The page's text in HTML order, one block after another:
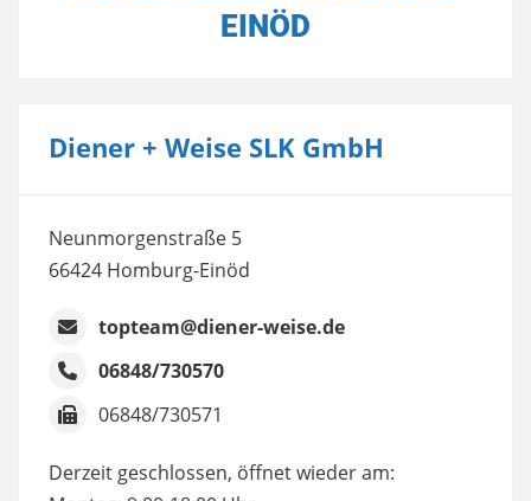
EINÖD
Diener + Weise SLK GmbH
Neunmorgenstraße 5
66424 Homburg-Einöd
topteam@diener-weise.de
06848/730570
06848/730571
Derzeit geschlossen, öffnet wieder am: